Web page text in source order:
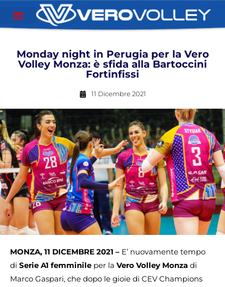
Monday night in Perugia per la Vero
Volley Monza: è sfida alla Bartoccini
Fortinfissi
11 Dicembre 2021
MONZA, 11 DICEMBRE 2021 – E’ nuovamente tempo
di Serie A1 femminile per la Vero Volley Monza di
Marco Gaspari, che dopo le gioie di CEV Champions